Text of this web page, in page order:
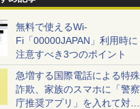
無料で使えるWi-
Fi「00000JAPAN」利用時に
注意すべき3つのポイント
急増する国際電話による特殊
詐欺、家族のスマホに「警察
庁推奨アプリ」を入れて対策